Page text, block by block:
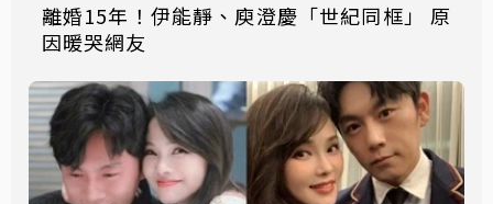
離婚15年！伊能靜、庾澄慶「世紀同框」 原
因暖哭網友